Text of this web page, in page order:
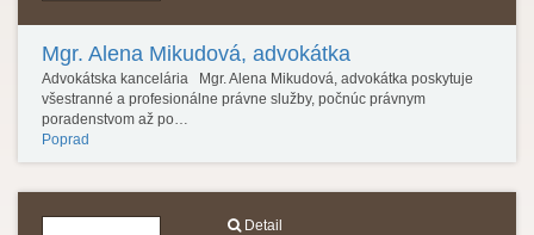
Mgr. Alena Mikudová, advokátka
Advokátska kancelária Mgr. Alena Mikudová, advokátka poskytuje
všestranné a profesionálne právne služby, počnúc právnym
poradenstvom až po…
Poprad
Detail